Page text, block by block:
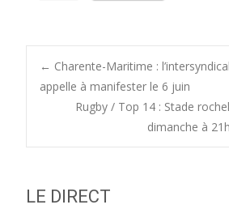
Post
navigation
← Charente-Maritime :
appelle à manifester le 6 juin
Rugby / Top 14 : Stade
dimanche à
LE DIRECT